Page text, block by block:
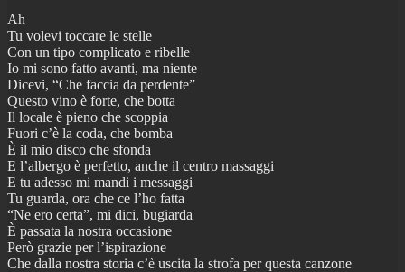
Ah
Tu volevi toccare le stelle
Con un tipo complicato e ribelle
Io mi sono fatto avanti, ma niente
Dicevi, “Che faccia da perdente”
Questo vino è forte, che botta
Il locale è pieno che scoppia
Fuori c’è la coda, che bomba
È il mio disco che sfonda
E l’albergo è perfetto, anche il centro massaggi
E tu adesso mi mandi i messaggi
Tu guarda, ora che ce l’ho fatta
“Ne ero certa”, mi dici, bugiarda
È passata la nostra occasione
Però grazie per l’ispirazione
Che dalla nostra storia c’è uscita la strofa per questa canzone